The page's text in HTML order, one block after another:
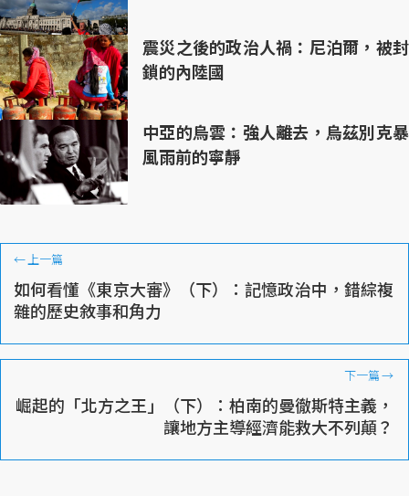
震災之後的政治人禍：尼泊爾，被封
鎖的內陸國
中亞的烏雲：強人離去，烏茲別克暴
風雨前的寧靜
←上一篇
如何看懂《東京大審》（下）：記憶政治中，錯綜複
雜的歷史敘事和角力
下一篇→
崛起的「北方之王」（下）：柏南的曼徹斯特主義，
讓地方主導經濟能救大不列顛？